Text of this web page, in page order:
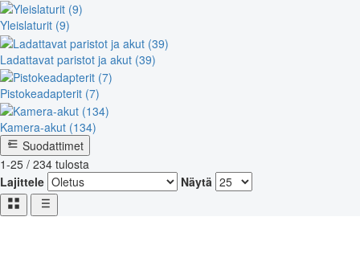
Yleislaturit (9)
Ladattavat paristot ja akut (39)
Pistokeadapterit (7)
Kamera-akut (134)
Suodattimet
1-25 / 234 tulosta
Lajittele
Näytä